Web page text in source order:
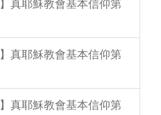
真耶穌教會基本信仰第
真耶穌教會基本信仰第
真耶穌教會基本信仰第